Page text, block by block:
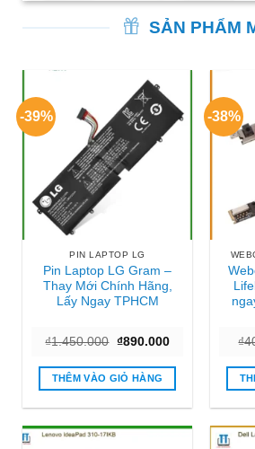
SẢN PHẨM
-39%
PIN LAPTOP LG
Pin Laptop LG Gram –
Thay Mới Chính Hãng,
Lấy Ngay TPHCM
₫1.450.000 Giá
là:
₫1.450.000.
₫890.000Giá
tại
₫890.000.
THÊM VÀO GIỎ HÀNG
-38%
₫